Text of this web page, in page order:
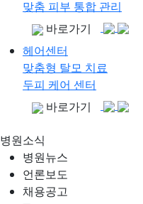
맞춤 피부 통합 관리
바로가기
헤어센터
맞춤형 탈모 치료
두피 케어 센터
바로가기
병원소식
병원뉴스
언론보도
채용공고